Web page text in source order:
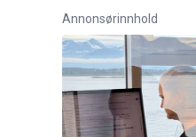
Annonsørinnhold